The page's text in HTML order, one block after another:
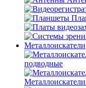
Металлоискатели
подводные